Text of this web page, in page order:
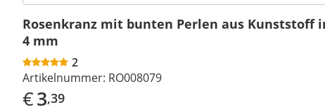
Rosenkranz mit bunten Perlen aus Kunststoff
4 mm
2
Artikelnummer: RO008079
€3,39